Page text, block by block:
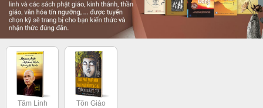
Tâm Linh Tôn Giáo